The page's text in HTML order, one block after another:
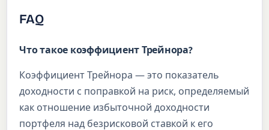
FAQ
Что такое коэффициент Трейнора?
Коэффициент Трейнора — это показатель
доходности с поправкой на риск, определяемый
как отношение избыточной доходности
портфеля над безрисковой ставкой к его